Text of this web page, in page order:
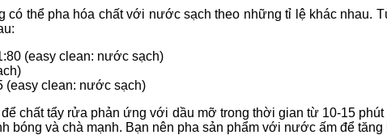
thể pha hóa chất với nước sạch theo những tỉ lệ khác nhau.
(easy clean: nước sạch)
(easy clean: nước sạch)
chất tẩy rửa phản ứng với dầu mỡ trong thời gian từ 10-15
bóng và chà mạnh. Bạn nên pha sản phẩm với nước ấm để